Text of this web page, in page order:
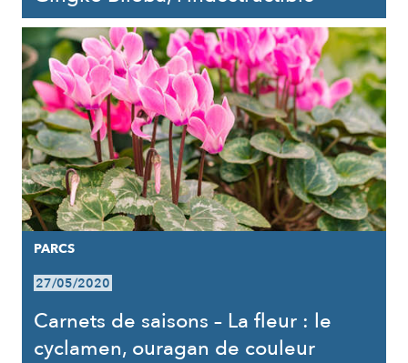
PARCS
27/05/2020
Carnets de saisons – La fleur : le
cyclamen, ouragan de couleur